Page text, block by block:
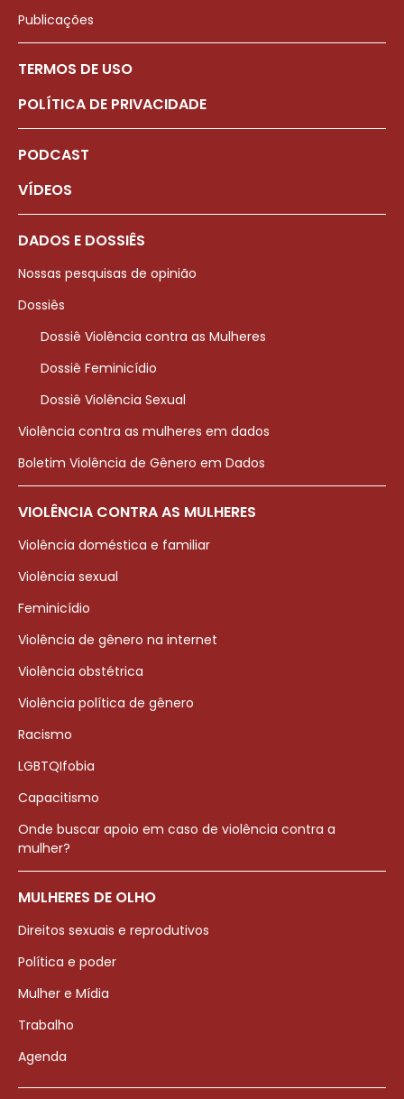
Publicações
TERMOS DE USO
POLÍTICA DE PRIVACIDADE
PODCAST
VÍDEOS
DADOS E DOSSIÊS
Nossas pesquisas de opinião
Dossiês
Dossiê Violência contra as Mulheres
Dossiê Feminicídio
Dossiê Violência Sexual
Violência contra as mulheres em dados
Boletim Violência de Gênero em Dados
VIOLÊNCIA CONTRA AS MULHERES
Violência doméstica e familiar
Violência sexual
Feminicídio
Violência de gênero na internet
Violência obstétrica
Violência política de gênero
Racismo
LGBTQIfobia
Capacitismo
Onde buscar apoio em caso de violência contra a
mulher?
MULHERES DE OLHO
Direitos sexuais e reprodutivos
Política e poder
Mulher e Mídia
Trabalho
Agenda